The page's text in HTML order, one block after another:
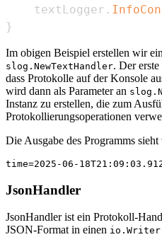
	textLogger
.
}
Im obigen Beispiel erstellen wir
slog.NewTextHandler. Der erste
dass Protokolle auf der Konsole
wird dann als Parameter an
Instanz zu erstellen, die zum
Protokollierungsoperationen
Die Ausgabe des Programms
JsonHandler
JsonHandler ist ein Protokoll-
JSON-Format in einen io.Writer